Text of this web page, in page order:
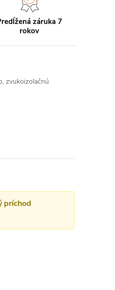
záruka 7
rokov
zvukoizolačnú
príchod